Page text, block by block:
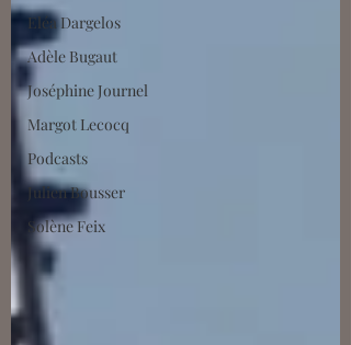
Eléa Dargelos
Adèle Bugaut
Joséphine Journel
Margot Lecocq
Podcasts
Julien Bousser
Solène Feix